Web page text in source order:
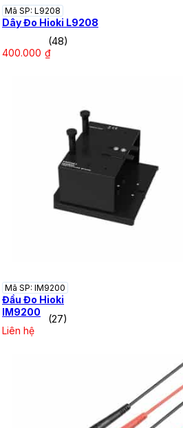
Mã SP: L9208
Dây Đo Hioki L9208
(48)
400.000 ₫
Mã SP: IM9200
Đầu Đo Hioki
IM9200
(27)
Liên hệ